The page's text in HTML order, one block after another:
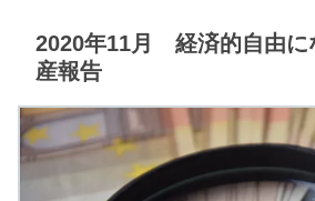
2020年11月 経済的自由に
産報告